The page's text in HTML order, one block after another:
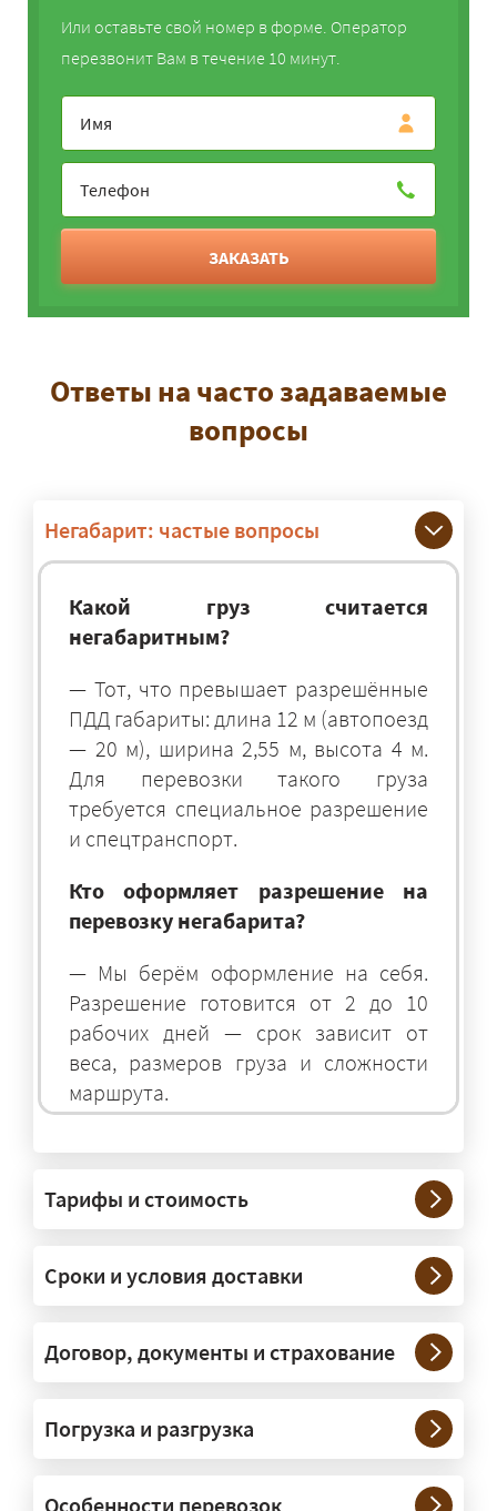
Или оставьте свой номер в форме. Оператор
перезвонит Вам в течение 10 минут.
ЗАКАЗАТЬ
Ответы на часто задаваемые
вопросы
Негабарит: частые вопросы
Какой груз считается
негабаритным?
— Тот, что превышает разрешённые
ПДД габариты: длина 12 м (автопоезд
— 20 м), ширина 2,55 м, высота 4 м.
Для перевозки такого груза
требуется специальное разрешение
и спецтранспорт.
Кто оформляет разрешение на
перевозку негабарита?
— Мы берём оформление на себя.
Разрешение готовится от 2 до 10
рабочих дней — срок зависит от
веса, размеров груза и сложности
маршрута.
— На тралах и низкорамниках —
платформах, рассчитанных на
крупногабаритную технику и
конструкции. Транспорт подбираем
под конкретные размеры и вес груза.
сопровождение?
Тарифы и стоимость
Сроки и условия доставки
Договор, документы и страхование
Погрузка и разгрузка
Особенности перевозок